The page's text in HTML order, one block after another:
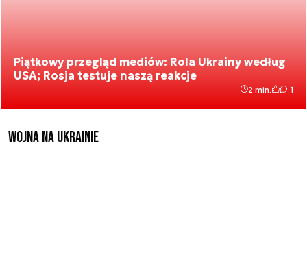
Piątkowy przegląd mediów: Rola Ukrainy według
USA; Rosja testuje naszą reakcje
2 min. 1
Wojna na Ukrainie